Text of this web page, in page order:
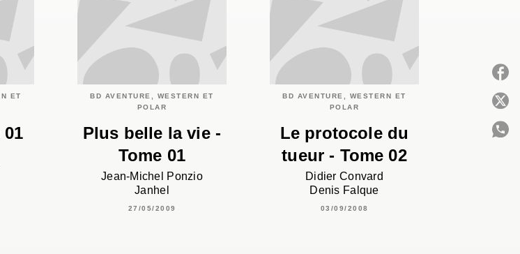
ET
BD AVENTURE, WESTERN ET
POLAR
Plus belle la vie -
Tome 01
Jean-Michel Ponzio
Janhel
27/05/2009
BD AVENTURE, WESTERN ET
POLAR
Le protocole du
tueur - Tome 02
Didier Convard
Denis Falque
03/09/2008